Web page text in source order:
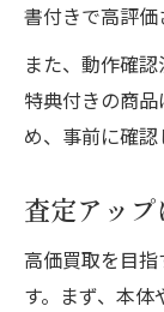
書付きで高評価
また、動作確
特典付きの商
め、事前に確認
査定アッ
高価買取を目
す。まず、本